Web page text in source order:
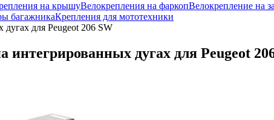
на крышуВелокрепления на фаркопВелокрепление на
багажникаКрепления для мототехники
для Peugeot 206 SW
дугах для Peugeot